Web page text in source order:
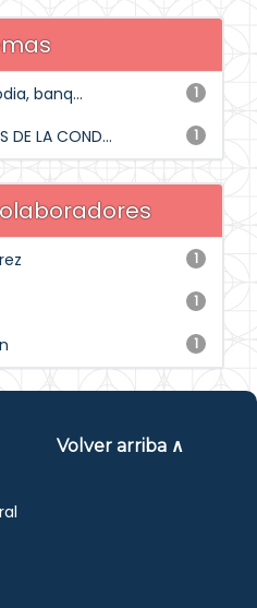
1
banq...
1
DE LA COND...
1
1
1
Volver arriba ∧